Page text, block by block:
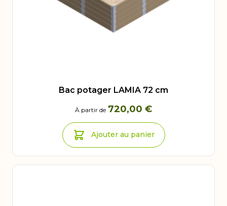
Bac potager LAMIA 72 cm
À partir de 720,00 €
Ajouter au panier